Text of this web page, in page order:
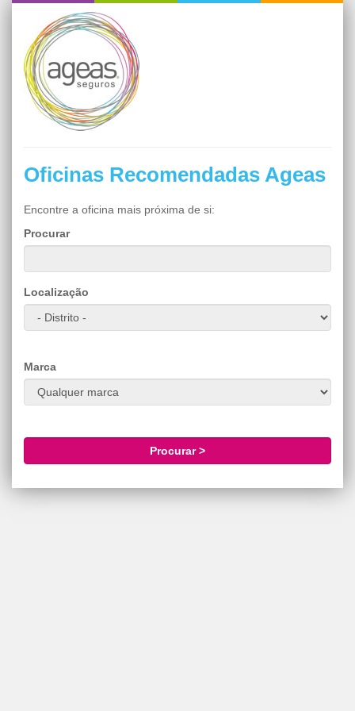
Oficinas Recomendadas Ageas
Encontre a oficina mais próxima de si:
Procurar
Localização
Marca